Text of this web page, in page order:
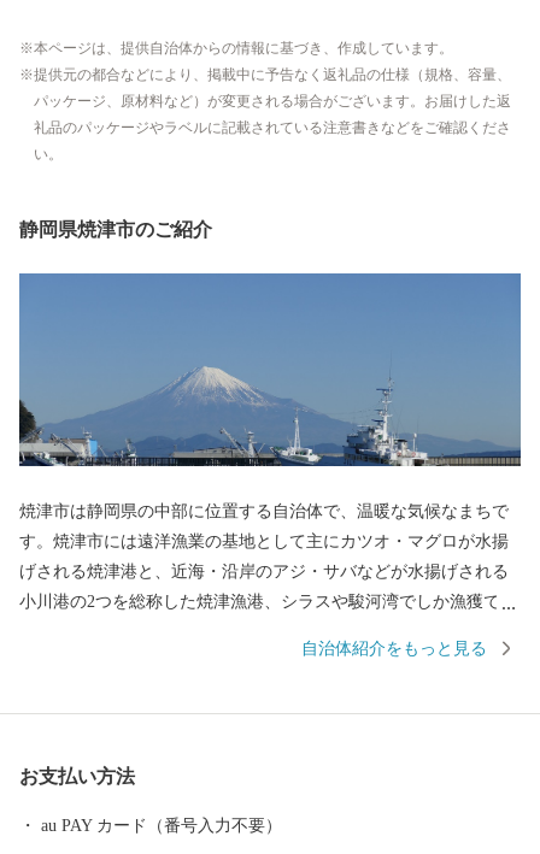
本ページは、提供自治体からの情報に基づき、作成しています。
提供元の都合などにより、掲載中に予告なく返礼品の仕様（規格、容量、
パッケージ、原材料など）が変更される場合がございます。お届けした返
礼品のパッケージやラベルに記載されている注意書きなどをご確認くださ
い。
静岡県焼津市のご紹介
焼津市は静岡県の中部に位置する自治体で、温暖な気候なまちで
す。焼津市には遠洋漁業の基地として主にカツオ・マグロが水揚
げされる焼津港と、近海・沿岸のアジ・サバなどが水揚げされる
小川港の2つを総称した焼津漁港、シラスや駿河湾でしか漁獲でき
焼津では水産加工業も全国屈指の生産地となっており、カツオ節
をお楽しみください。
自治体紹介をもっと見る
お支払い方法
au PAY カード（番号入力不要）